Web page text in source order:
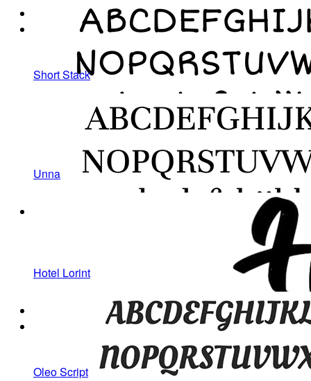
Short Stack
Unna
Hotel Lorint
Oleo Script